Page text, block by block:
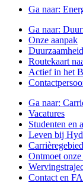
Ga naar:
Ga naar:
Onze aanpak
Routekaart
Actief in het
Ga naar:
Vacatures
Studenten en
Leven bij
Ontmoet onze
Contact en